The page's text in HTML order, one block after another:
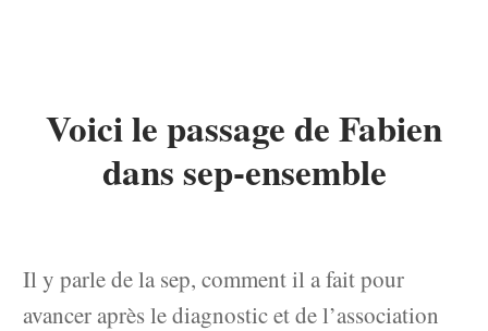
Voici le passage de Fabien
dans sep-ensemble
Il y parle de la sep, comment il a fait pour
avancer après le diagnostic et de l’association